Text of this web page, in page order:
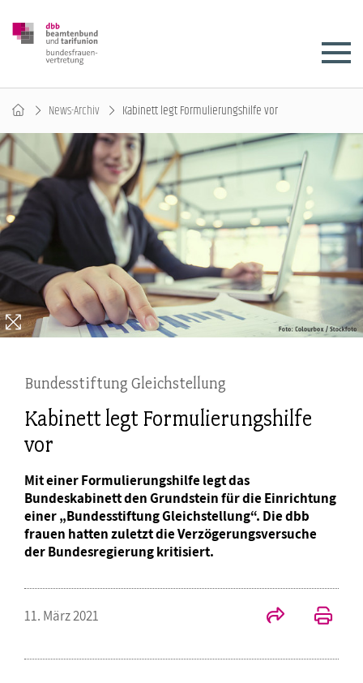
News-Archiv Kabinett legt Formulierungshilfe vor
Bundesstiftung Gleichstellung
Kabinett legt Formulierungshilfe
vor
Mit einer Formulierungshilfe legt das
Bundeskabinett den Grundstein für die Einrichtung
einer „Bundesstiftung Gleichstellung“. Die dbb
frauen hatten zuletzt die Verzögerungsversuche
der Bundesregierung kritisiert.
11. März 2021